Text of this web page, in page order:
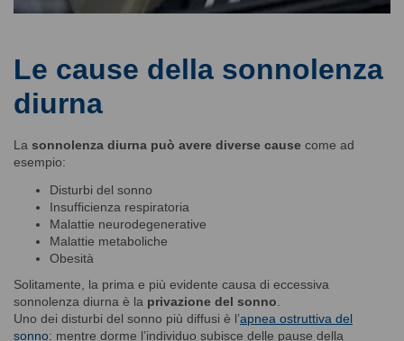
Le cause della sonnolenza
diurna
La sonnolenza diurna può avere diverse cause come ad
esempio:
Disturbi del sonno
Insufficienza respiratoria
Malattie neurodegenerative
Malattie metaboliche
Obesità
Solitamente, la prima e più evidente causa di eccessiva
sonnolenza diurna è la privazione del sonno
Uno dei disturbi del sonno più diffusi è l’apnea ostruttiva del
sonno: mentre dorme l’individuo subisce delle pause della